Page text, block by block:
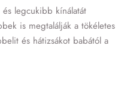
legcukibb kínálatát
is megtalálják a tökéletes
és hátizsákot babától a